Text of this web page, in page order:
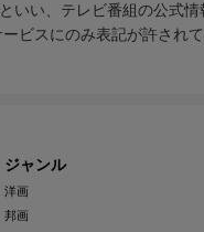
いい、テレビ番組の公式情
ビスにのみ表記が許され
ジャンル
洋画
邦画